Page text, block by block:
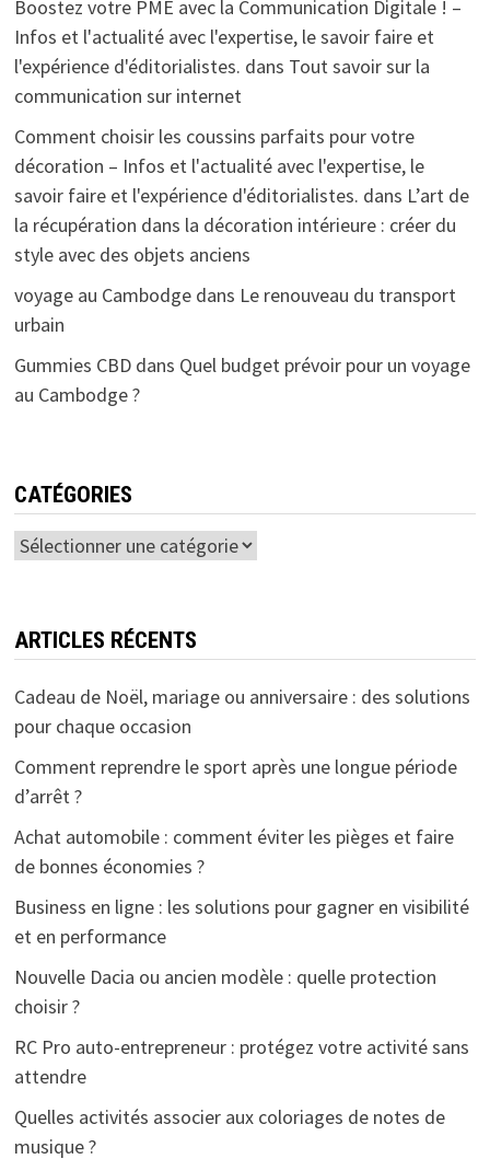
Boostez votre PME avec la Communication Digitale ! –
Infos et l'actualité avec l'expertise, le savoir faire et
l'expérience d'éditorialistes. dans Tout savoir sur la
communication sur internet
Comment choisir les coussins parfaits pour votre
décoration – Infos et l'actualité avec l'expertise, le
savoir faire et l'expérience d'éditorialistes. dans L’art de
la récupération dans la décoration intérieure : créer du
style avec des objets anciens
voyage au Cambodgedans Le renouveau du transport
urbain
Gummies CBDdans Quel budget prévoir pour un voyage
au Cambodge ?
CATÉGORIES
Catégories
ARTICLES RÉCENTS
Cadeau de Noël, mariage ou anniversaire : des solutions
pour chaque occasion
Comment reprendre le sport après une longue période
d’arrêt ?
Achat automobile : comment éviter les pièges et faire
de bonnes économies ?
Business en ligne : les solutions pour gagner en visibilité
et en performance
Nouvelle Dacia ou ancien modèle : quelle protection
choisir ?
RC Pro auto-entrepreneur : protégez votre activité sans
attendre
Quelles activités associer aux coloriages de notes de
musique ?